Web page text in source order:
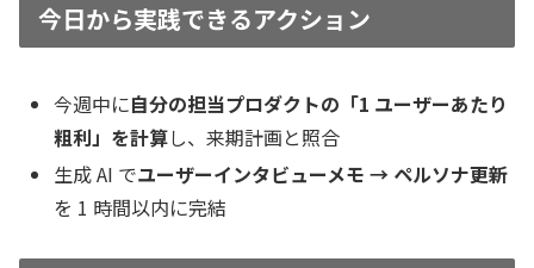
今日から実践できるアクション
今週中に自分の担当プロダクトの「1 ユーザーあたり
粗利」を計算し、来期計画と照合
生成 AI でユーザーインタビューメモ → ペルソナ更新
を 1 時間以内に完結